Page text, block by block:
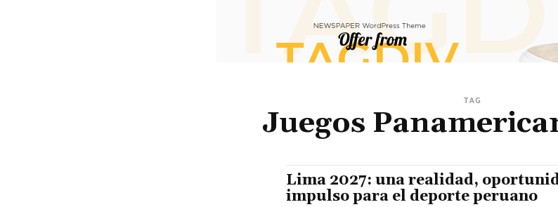
TAG
Juegos
Lima 2027: una realidad,
impulso para el deporte peruano